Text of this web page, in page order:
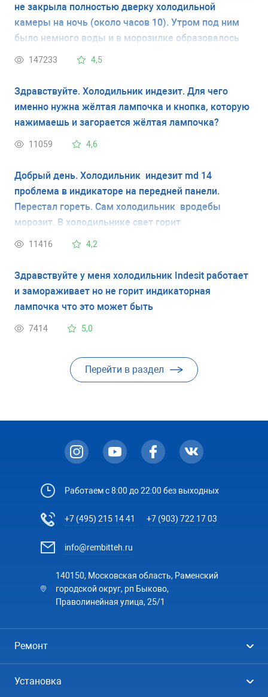
не закрыла полностью дверку холодильной
камеры на ночь (около часов 10). Утром под ним
было немного воды и в морозилке образовалось
совсем немного шубы морозной по стенке. Дверь
холодильник начал работать. Так он поработал
какое-то время и вот уже прошло около 2 часов и
не слышу, чтоб работал. Это значит, уже не
147233 4,5
Здравствуйте. Холодильник индезит. Для чего
именно нужна жёлтая лампочка и кнопка, которую
нажимаешь и загорается жёлтая лампочка?
11059 4,6
Добрый день. Холодильник индезит md 14
проблема в индикаторе на передней панели.
Перестал гореть. Сам холодильник вродебы
морозит. В холодильнике свет горит
11416 4,2
Здравствуйте у меня холодильник Indesit работает
и замораживает но не горит индикаторная
лампочка что это может быть
7414 5,0
Перейти в раздел
Работаем с 8:00 до 22:00 без выходных
+7 (495) 215 14 41 +7 (903) 722 17 03
info@rembitteh.ru
140150, Московская область, Раменский
городской округ, рп Быково,
Праволинейная улица, 25/1
Ремонт
Установка